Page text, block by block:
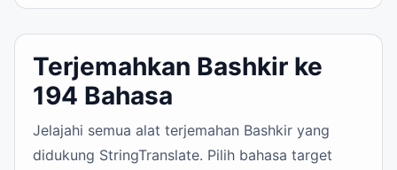
Terjemahkan Bashkir ke
194 Bahasa
Jelajahi semua alat terjemahan Bashkir yang
didukung StringTranslate. Pilih bahasa target